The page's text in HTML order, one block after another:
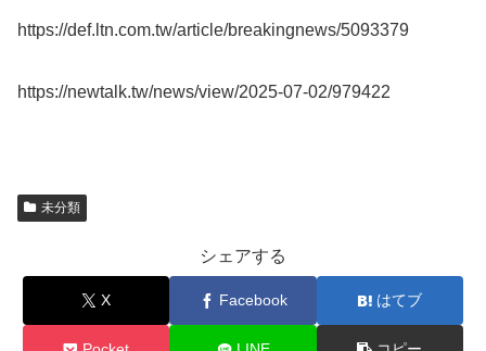
https://def.ltn.com.tw/article/breakingnews/5093379
https://newtalk.tw/news/view/2025-07-02/979422
未分類
シェアする
X Facebook はてブ